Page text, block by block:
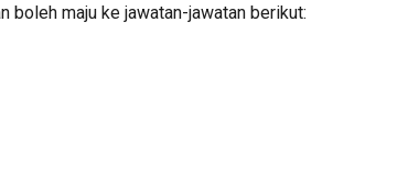
boleh maju ke jawatan-jawatan berikut: